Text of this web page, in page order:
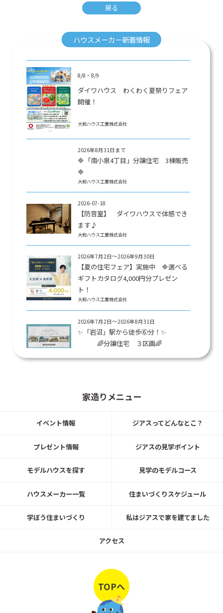
戻る
ハウスメーカー新着情報
8/8・8/9
ダイワハウス わくわく夏祭りフェア
開催！
大和ハウス工業株式会社
2026年8月31日まで
🔷「南小泉4丁目」分譲住宅 3棟販売
🔷
大和ハウス工業株式会社
2026-07-18
【防音室】 ダイワハウスで体感でき
ます♪
大和ハウス工業株式会社
2026年7月2日～2026年9月30日
【夏の住宅フェア】実施中 🔷選べる
ギフトカタログ4,000円分プレゼン
ト！
大和ハウス工業株式会社
2026年7月2日～2026年8月31日
✨「岩沼」駅から徒歩⑥分！✨
🌈分譲住宅 ３区画🌈
づくりをはじめよう！
設計相談会 開催中！
大和ハウス工業株式会社
「セキュレア南小泉Ⅱ」建築条件付宅
地販売！
「セキュレア上杉4丁目」建築条件付
宅地発売！
大和ハウス工業株式会社
家造りメニュー
イベント情報
プレゼント情報
モデルハウスを探す
ハウスメーカー一覧
学ぼう住まいづくり
ジアスってどんなとこ？
ジアスの見学ポイント
見学のモデルコース
住まいづくりスケジュール
私はジアスで家を建てました
アクセス
TOPへ